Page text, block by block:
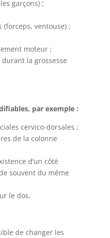
garçons) ;
(forceps, ventouse) ;
moteur ;
la grossesse
par exemple :
cervico-dorsales ;
de la colonne
d’un côté
souvent du même
le dos.
de changer les